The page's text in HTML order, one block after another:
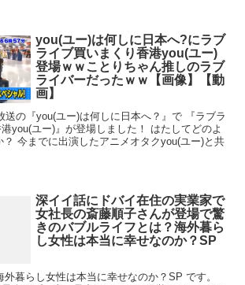
you(ユー)は何しに日本へ?にラブ
ライブ買いまくり香港you(ユー)
登場ｗｗことりちゃん推しのラブ
ライバーだったｗｗ【画像】【動
画】
送の『you(ユー)は何しに日本へ？』で 『ラブラ
you(ユー)』が登場しました！ はたしてどのよ
？ 今までに出演したアニメオタクyou(ユー)と共
深イイ話にドバイ在住の実業家で
女社長の斎藤順子さんが登場で驚
きのバブルライフとは？海外暮ら
し女性は本当に幸せなのか？SP
暮らし女性は本当に幸せなのか？SP です。